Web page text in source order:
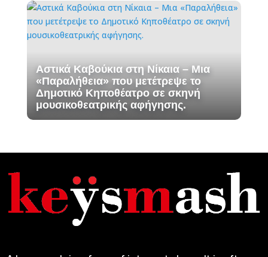
Αστικά Καβούκια στη Νίκαια – Mια
«Παραλήθεια» που μετέτρεψε το
Δημοτικό Κηποθέατρο σε σκηνή
μουσικοθεατρικής αφήγησης.